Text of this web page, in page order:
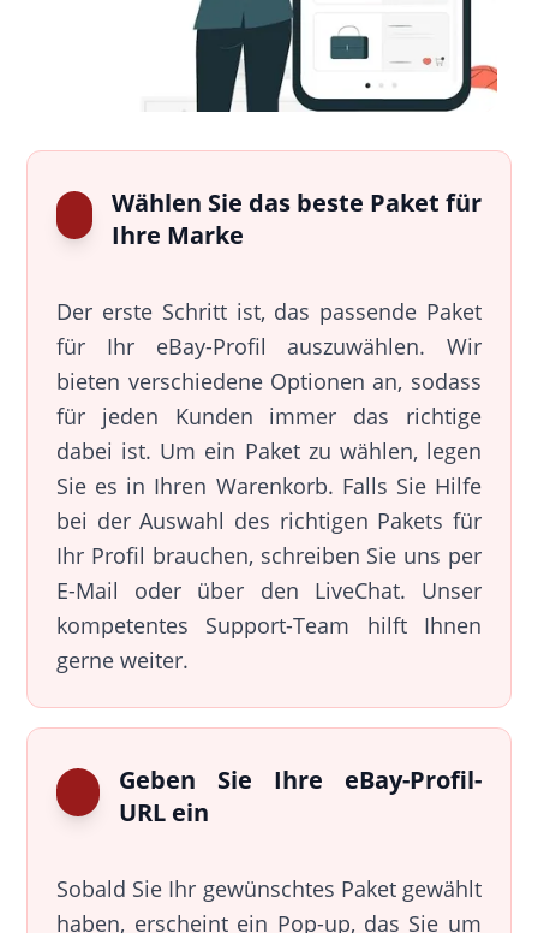
Wählen Sie das beste Paket für
Ihre Marke
Der erste Schritt ist, das passende Paket
für Ihr eBay-Profil auszuwählen. Wir
bieten verschiedene Optionen an, sodass
für jeden Kunden immer das richtige
dabei ist. Um ein Paket zu wählen, legen
Sie es in Ihren Warenkorb. Falls Sie Hilfe
bei der Auswahl des richtigen Pakets für
Ihr Profil brauchen, schreiben Sie uns per
E-Mail oder über den LiveChat. Unser
kompetentes Support-Team hilft Ihnen
gerne weiter.
Geben Sie Ihre eBay-Profil-
URL ein
Sobald Sie Ihr gewünschtes Paket gewählt
haben, erscheint ein Pop-up, das Sie um